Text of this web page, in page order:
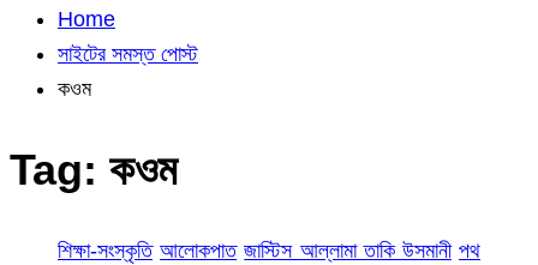
Home
সাইটের সমস্ত পোস্ট
কওম
Tag: কওম
শিক্ষা-সংস্কৃতি আলোকপাত জাস্টিস আল্লামা তাকি উসমানী পথ